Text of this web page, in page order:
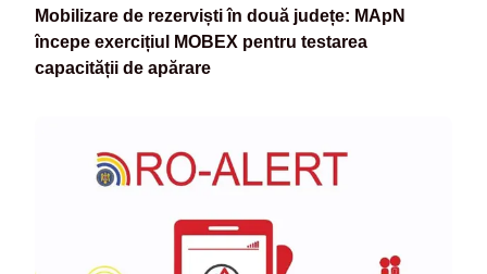
Mobilizare de rezerviști în două județe: MApN
începe exercițiul MOBEX pentru testarea
capacității de apărare